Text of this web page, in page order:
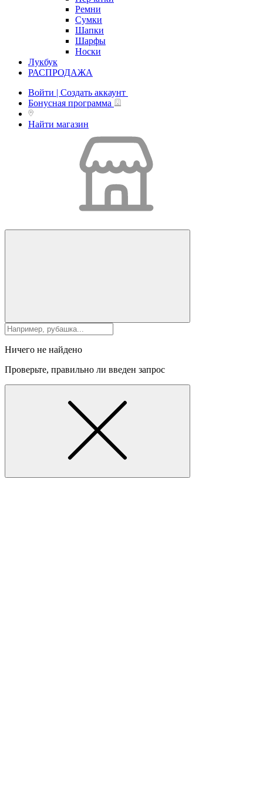
Ремни
Сумки
Шапки
Шарфы
Носки
Лукбук
РАСПРОДАЖА
Войти | Создать аккаунт
Бонусная программа
Найти магазин
Ничего не найдено
Проверьте, правильно ли введен запрос